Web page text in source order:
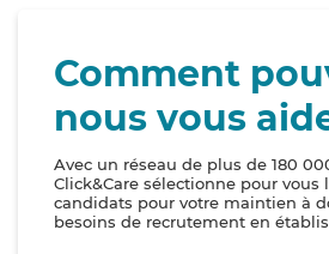
Comment
nous vous
Avec un réseau de plus de 180
Click&Care sélectionne pour vous
candidats pour votre maintien à
besoins de recrutement en